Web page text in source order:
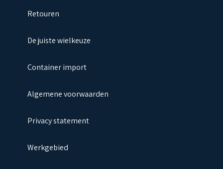
Retouren
De juiste wielkeuze
Container import
Algemene voorwaarden
Privacy statement
Werkgebied